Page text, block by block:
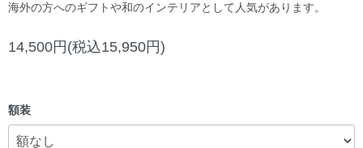
海外の方へのギフトや和のインテリアとして人気があります。
14,500円(税込15,950円)
額装